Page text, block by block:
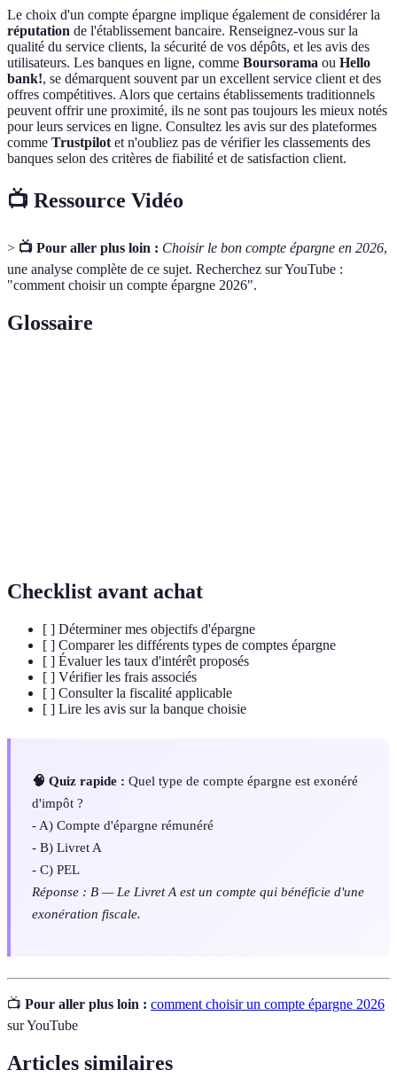
Le choix d'un compte épargne implique également de considérer la
réputation de l'établissement bancaire. Renseignez-vous sur la
qualité du service clients, la sécurité de vos dépôts, et les avis des
utilisateurs. Les banques en ligne, comme Boursorama ou Hello
bank!, se démarquent souvent par un excellent service client et des
offres compétitives. Alors que certains établissements traditionnels
peuvent offrir une proximité, ils ne sont pas toujours les mieux notés
pour leurs services en ligne. Consultez les avis sur des plateformes
comme Trustpilot et n'oubliez pas de vérifier les classements des
banques selon des critères de fiabilité et de satisfaction client.
📺 Ressource Vidéo
> 📺 Pour aller plus loin : Choisir le bon compte épargne en 2026,
une analyse complète de ce sujet. Recherchez sur YouTube :
"comment choisir un compte épargne 2026".
Glossaire
Checklist avant achat
[ ] Déterminer mes objectifs d'épargne
[ ] Comparer les différents types de comptes épargne
[ ] Évaluer les taux d'intérêt proposés
[ ] Vérifier les frais associés
[ ] Consulter la fiscalité applicable
[ ] Lire les avis sur la banque choisie
🧠 Quiz rapide : Quel type de compte épargne est exonéré
d'impôt ?
- A) Compte d'épargne rémunéré
- B) Livret A
- C) PEL
Réponse : B — Le Livret A est un compte qui bénéficie d'une
exonération fiscale.
📺 Pour aller plus loin : comment choisir un compte épargne 2026
sur YouTube
Articles similaires